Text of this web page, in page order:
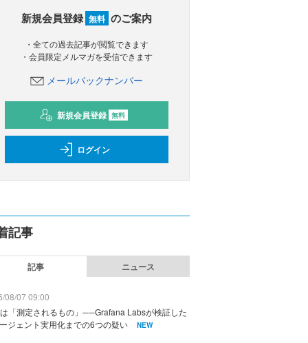
新規会員登録 無料 のご案内
・全ての過去記事が閲覧できます
・会員限定メルマガを受信できます
メールバックナンバー
新規会員登録 無料
ログイン
記事
記事 ニュース
08/07 09:00
「測定されるもの」──Grafana Labsが検証した
ジェント実用化までの6つの疑い
NEW